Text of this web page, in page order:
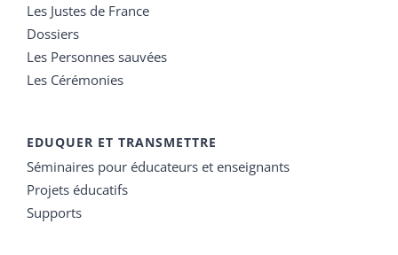
Les Justes de France
Dossiers
Les Personnes sauvées
Les Cérémonies
EDUQUER ET TRANSMETTRE
Séminaires pour éducateurs et enseignants
Projets éducatifs
Supports